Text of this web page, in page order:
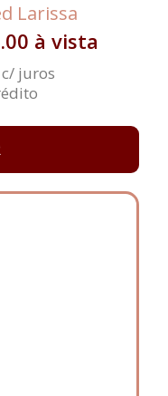
Larissa
à vista
c/ juros